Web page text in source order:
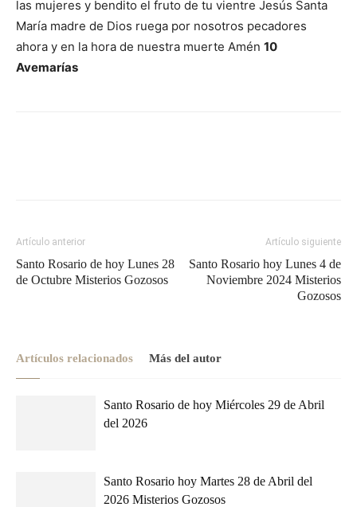
las mujeres y bendito el fruto de tu vientre Jesús Santa
María madre de Dios ruega por nosotros pecadores
ahora y en la hora de nuestra muerte Amén 10
Avemarías
Artículo anterior
Santo Rosario de hoy Lunes 28
de Octubre Misterios Gozosos
Artículo siguiente
Santo Rosario hoy Lunes 4 de
Noviembre 2024 Misterios
Gozosos
Artículos relacionados Más del autor
Santo Rosario de hoy Miércoles 29 de Abril
del 2026
Santo Rosario hoy Martes 28 de Abril del
2026 Misterios Gozosos